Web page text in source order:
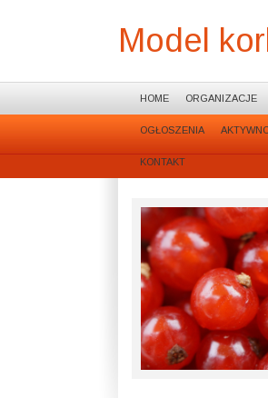
Model
HOME ORGANIZACJE
OGŁOSZENIA
KONTAKT